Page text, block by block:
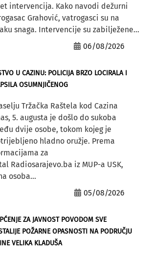
intervencija. Kako navodi dežurni
Grahović, vatrogasci su na
snaga. Intervencije su zabilježene...
06/08/2026
U CAZINU: POLICIJA BRZO LOCIRALA I
OSUMNJIČENOG
Tržačka Raštela kod Cazina
5. augusta je došlo do sukoba
dvije osobe, tokom kojeg je
hladno oružje. Prema
za
Radiosarajevo.ba iz MUP-a USK,
osoba...
05/08/2026
ZA JAVNOST POVODOM SVE
POŽARNE OPASNOSTI NA PODRUČJU
VELIKA KLADUŠA